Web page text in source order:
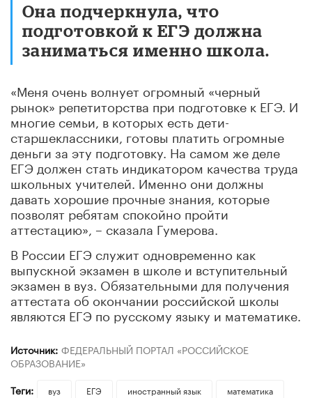
Она подчеркнула, что
подготовкой к ЕГЭ должна
заниматься именно школа.
«Меня очень волнует огромный «черный
рынок» репетиторства при подготовке к ЕГЭ. И
многие семьи, в которых есть дети-
старшеклассники, готовы платить огромные
деньги за эту подготовку. На самом же деле
ЕГЭ должен стать индикатором качества труда
школьных учителей. Именно они должны
давать хорошие прочные знания, которые
позволят ребятам спокойно пройти
аттестацию», – сказала Гумерова.
В России ЕГЭ служит одновременно как
выпускной экзамен в школе и вступительный
экзамен в вуз. Обязательными для получения
аттестата об окончании российской школы
являются ЕГЭ по русскому языку и математике.
Источник: ФЕДЕРАЛЬНЫЙ ПОРТАЛ «РОССИЙСКОЕ
ОБРАЗОВАНИЕ»
Теги:
вуз ЕГЭ иностранный язык
математика